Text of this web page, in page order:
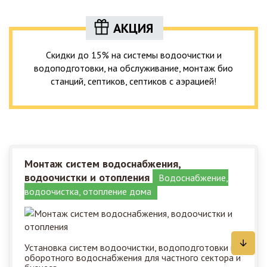
АКЦИЯ
Скидки до 15% на системы водоочистки и
водоподготовки, на обслуживание, монтаж био
станций, септиков, септиков с аэрацией!
Монтаж систем водоснабжения,
водоочистки и отопления
Водоснабжение,
водоочистка, отопление дома
Установка систем водоочистки, водоподготовки и
оборотного водоснабжения для частного сектора и